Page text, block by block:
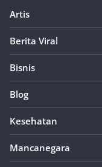
Artis
Berita Viral
Bisnis
Blog
Kesehatan
Mancanegara